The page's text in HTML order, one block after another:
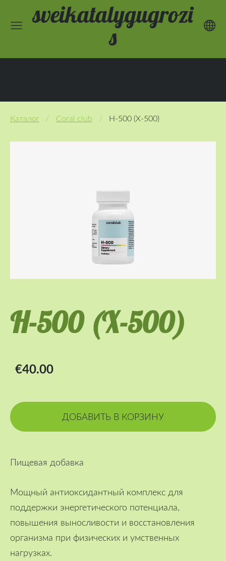
sveikatalygugrozi
s
Каталог Coral club H-500 (Х-500)
H-500 (Х-500)
€40.00
ДОБАВИТЬ В КОРЗИНУ
Пищевая добавка
Мощный антиоксидантный комплекс для
поддержки энергетического потенциала,
повышения выносливости и восстановления
организма при физических и умственных
нагрузках.